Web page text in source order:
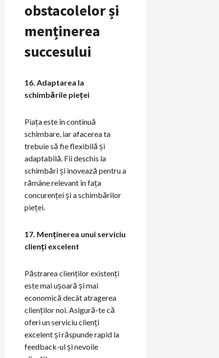
obstacolelor și
menținerea
succesului
16. Adaptarea la
schimbările pieței
Piața este în continuă
schimbare, iar afacerea ta
trebuie să fie flexibilă și
adaptabilă. Fii deschis la
schimbări și inovează pentru a
rămâne relevant în fața
concurenței și a schimbărilor
pieței.
17. Menținerea unui serviciu
clienți excelent
Păstrarea clienților existenți
este mai ușoară și mai
economică decât atragerea
clienților noi. Asigură-te că
oferi un serviciu clienți
excelent și răspunde rapid la
feedback-ul și nevoile